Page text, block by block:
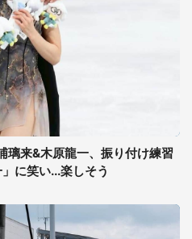
璃来&木原龍一、振り付け練習
に笑い...楽しそう